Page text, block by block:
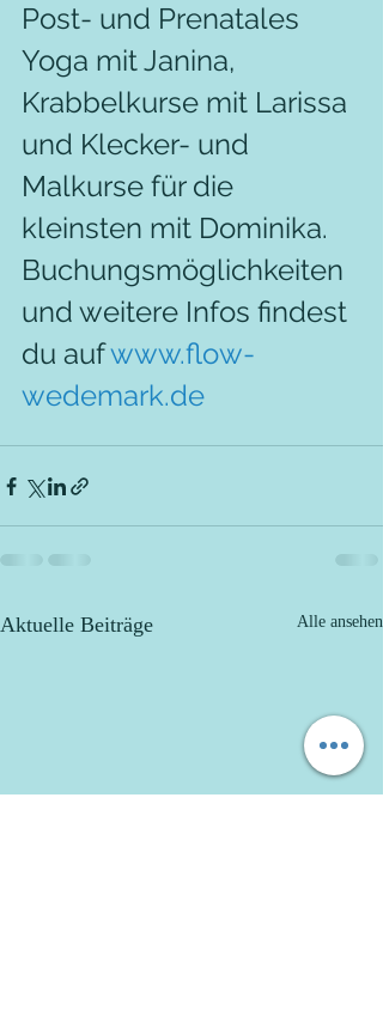
Post- und Prenatales
Yoga mit Janina,
Krabbelkurse mit Larissa
und Klecker- und
Malkurse für die
kleinsten mit Dominika.
Buchungsmöglichkeiten
und weitere Infos findest
du auf www.flow-
wedemark.de
Aktuelle Beiträge Alle ansehen